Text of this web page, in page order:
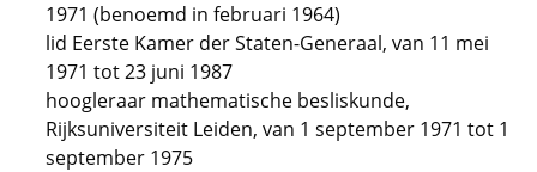
1971 (benoemd in februari 1964)
lid Eerste Kamer der Staten-Generaal, van 11 mei
1971 tot 23 juni 1987
hoogleraar mathematische besliskunde,
Rijksuniversiteit Leiden, van 1 september 1971 tot 1
september 1975